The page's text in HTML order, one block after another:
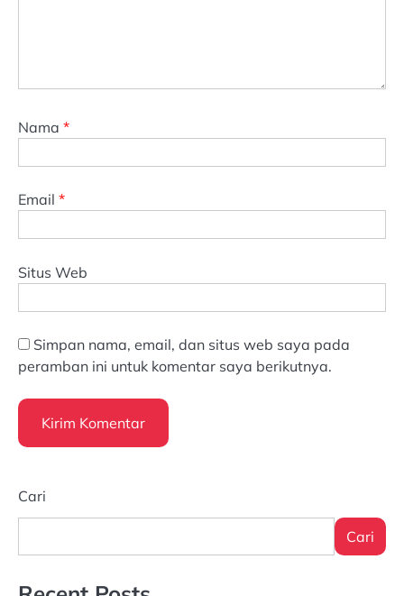
Nama *
Email *
Situs Web
Simpan nama, email, dan situs web saya pada
peramban ini untuk komentar saya berikutnya.
Cari
Cari